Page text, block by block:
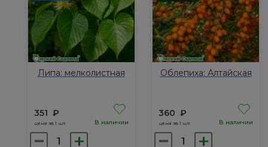
Липа: мелколистная
351 ₽
цена за 1 шт. В наличии
Количество
Облепиха: Алтайская
360 ₽
цена за 1 шт. В наличии
Количество